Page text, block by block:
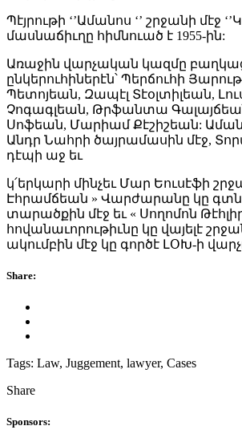
Պէյրութի ‘’Ամանոս ‘’ շրջանի մէջ
մասնաճիւղը հիմնուած է 1955-ին:
Առաջին վարչական կազմը
ընկերուհիներէն՝ Պերճուհի
Պետոյեան, Զապէլ Տէօլտիլեան,
Չոգագլեան, Թրֆանտա
Սոֆեան, Մարիամ Քէշիշեան:
Անդր Նահրի ծայրամասին մէջ,
դէպի աջ եւ
կ՛երկարի մինչեւ Մար Եուսէֆի
Էհրամճեան » Վարժարանը կը
տարածքին մէջ եւ « Սողոմոն
հովանաւորութիւնը կը վայելէ
ակումբին մէջ կը գործէ ԼՕԽ-ի
Share:
Tags: Law, Juggement, lawyer, Cases
Share
Sponsors: